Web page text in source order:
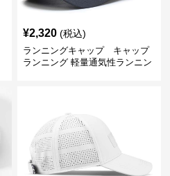
¥2,320 (税込)
ランニングキャップ キャップ
ランニング 軽量通気性ランニン